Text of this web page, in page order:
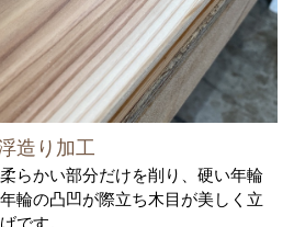
造り加工
らかい部分だけを削り、硬い年輪
輪の凸凹が際立ち木目が美しく立